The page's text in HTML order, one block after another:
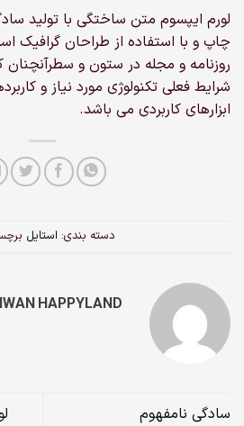
لورم ایپسوم متن ساختگی با تولید
چاپ و با استفاده از طراحان گرافیک
روزنامه و مجله در ستون و سطرآنچنان
شرایط فعلی تکنولوژی مورد نیاز و
ابزارهای کاربردی می باشد.
دسته بندی: استایل
HAPPYLAND
سادگی نامفهوم